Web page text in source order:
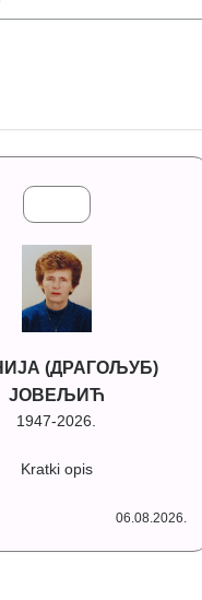
(ДРАГОЉУБ)
ЈОВЕЉИЋ
1947-2026.
Kratki opis
06.08.2026.